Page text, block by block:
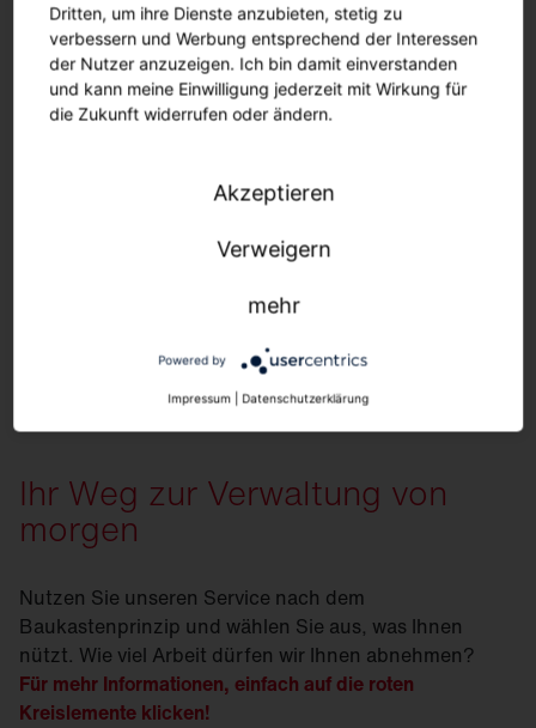
Wir benötigen Ihre Zustimmung, um den
Youtube-Service zu laden!
zu Ihren Aktivitäten sammeln. Bitte lesen Sie die
Service zu, um dieses Video anzusehen.
Mehr Informationen
Powered byUsercentrics Consent Management
Platform
Ihr Weg zur Verwaltung von
morgen
Nutzen Sie unseren Service nach dem
Baukastenprinzip und wählen Sie aus, was Ihnen
nützt. Wie viel Arbeit dürfen wir Ihnen abnehmen?
Für mehr Informationen, einfach auf die roten
Kreislemente klicken!
Dritten, um ihre Dienste anzubieten, stetig zu
verbessern und Werbung entsprechend der Interessen
der Nutzer anzuzeigen. Ich bin damit einverstanden
und kann meine Einwilligung jederzeit mit Wirkung für
die Zukunft widerrufen oder ändern.
Akzeptieren
Verweigern
mehr
Powered by
Impressum Datenschutzerklärung